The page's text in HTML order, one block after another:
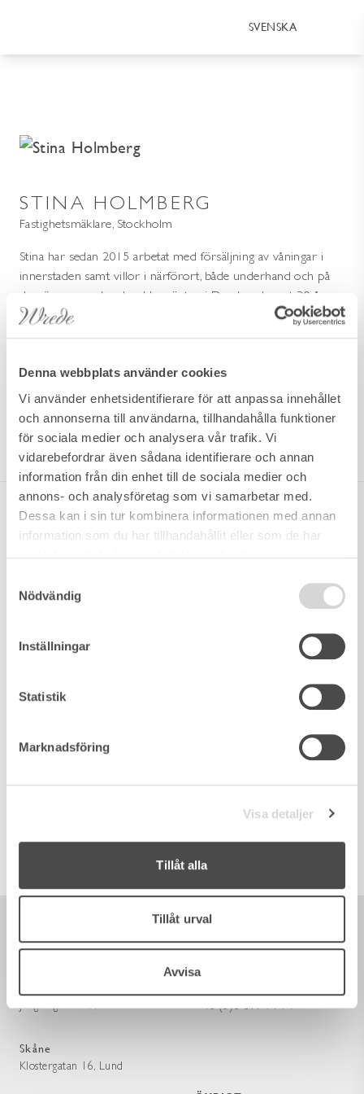
Denna webbplats använder cookies
Vi använder enhetsidentifierare för att anpassa innehållet
och annonserna till användarna, tillhandahålla funktioner
för sociala medier och analysera vår trafik. Vi
vidarebefordrar även sådana identifierare och annan
information från din enhet till de sociala medier och
annons- och analysföretag som vi samarbetar med.
Dessa kan i sin tur kombinera informationen med annan
information som du har tillhandahållit eller som de har
Nödvändig
Inställningar
Statistik
Marknadsföring
Visa detaljer
Tillåt alla
Tillåt urval
Avvisa
SVENSKA
STINA HOLMBERG
Fastighetsmäklare, Stockholm
Stina har sedan 2015 arbetat med försäljning av våningar i
innerstaden samt villor i närförort, både underhand och på
den öppna marknaden. Uppväxten i Danderyd samt 30 år
som boende på Östermalm har givit henne en mycket god
lokalkännedom. Erfarenheten gör att hon kan guida både
plan. Stina har en utbildning som civilekonom
från Stockholms Universitet i bakgrunden.
stina@wrede.se
+46 70 868 08 23
TILL SALU
RÅLAMBSVÄGEN 69
Skåne
Klostergatan 16, Lund
KONTAKT
+46 (0)8 611 14 14